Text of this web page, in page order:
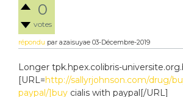
0
votes
répondu par azaisuyae 03-Décembre-2019
Longer tpk.hpex.colibris-
[URL=http://sallyrjohnson.com/drug/
paypal/]buy cialis with paypal[/URL]